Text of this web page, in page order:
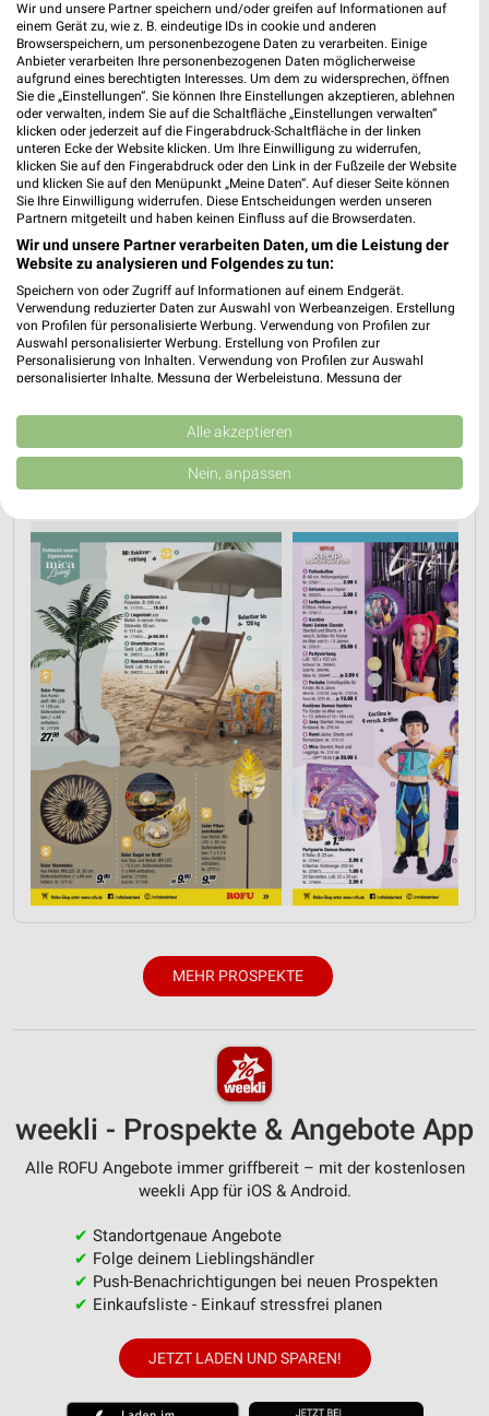
ROFU Prospekt für Kempten (Allgäu) ab
Mo. den 27.04.
Sommerkatalog 2026
Gültig von 27. Apr. bis 30. Aug.
📅 Kalendereintrag erstellen
ANGEBOTE FÜR DIE SILVESTER-PARTY
MEHR PROSPEKTE
weekli - Prospekte & Angebote App
Alle ROFU Angebote immer griffbereit – mit der kostenlosen
weekli App für iOS & Android.
✔ Standortgenaue Angebote
✔ Folge deinem Lieblingshändler
✔ Push-Benachrichtigungen bei neuen Prospekten
✔ Einkaufsliste - Einkauf stressfrei planen
JETZT LADEN UND SPAREN!
Wir und unsere Partner speichern und/oder greifen auf Informationen auf
einem Gerät zu, wie z. B. eindeutige IDs in cookie und anderen
Browserspeichern, um personenbezogene Daten zu verarbeiten. Einige
Anbieter verarbeiten Ihre personenbezogenen Daten möglicherweise
aufgrund eines berechtigten Interesses. Um dem zu widersprechen, öffnen
Sie die „Einstellungen“. Sie können Ihre Einstellungen akzeptieren, ablehnen
oder verwalten, indem Sie auf die Schaltfläche „Einstellungen verwalten“
klicken oder jederzeit auf die Fingerabdruck-Schaltfläche in der linken
unteren Ecke der Website klicken. Um Ihre Einwilligung zu widerrufen,
klicken Sie auf den Fingerabdruck oder den Link in der Fußzeile der Website
und klicken Sie auf den Menüpunkt „Meine Daten“. Auf dieser Seite können
Sie Ihre Einwilligung widerrufen. Diese Entscheidungen werden unseren
Partnern mitgeteilt und haben keinen Einfluss auf die Browserdaten.
Wir und unsere Partner verarbeiten Daten, um die Leistung der
Website zu analysieren und Folgendes zu tun:
Speichern von oder Zugriff auf Informationen auf einem Endgerät.
Verwendung reduzierter Daten zur Auswahl von Werbeanzeigen. Erstellung
von Profilen für personalisierte Werbung. Verwendung von Profilen zur
Auswahl personalisierter Werbung. Erstellung von Profilen zur
Personalisierung von Inhalten. Verwendung von Profilen zur Auswahl
personalisierter Inhalte. Messung der Werbeleistung. Messung der
Kombinationen von Daten aus verschiedenen Quellen. Entwicklung und
Verbesserung der Angebote. Verwendung reduzierter Daten zur Auswahl
von Inhalten.
Daten können außerhalb der Europäischen Union weitergegeben und in die
Website/App.
Partnerliste anzeigen (1 IAB-Anbieter)
Wir nutzen Ihre Daten für folgende Zwecke:
IAB-Verarbeitungszwecke:
Speichern von oder Zugriff auf Informationen
auf einem Endgerät
Verwendung reduzierter Daten zur Auswahl von
Werbeanzeigen
Erstellung von Profilen für personalisierte
Werbung
Verwendung von Profilen zur Auswahl
personalisierter Werbung
Erstellung von Profilen zur Personalisierung
Verwendung von Profilen zur Auswahl
personalisierter Inhalte
Messung der Performance von Inhalten
Kombinationen von Daten aus verschiedenen
Entwicklung und Verbesserung der Angebote
Verwendung reduzierter Daten zur Auswahl von
Inhalten
IAB-Besonderheiten:
Geräte anhand von aktiv angeforderten
Alle akzeptieren
Nein, anpassen